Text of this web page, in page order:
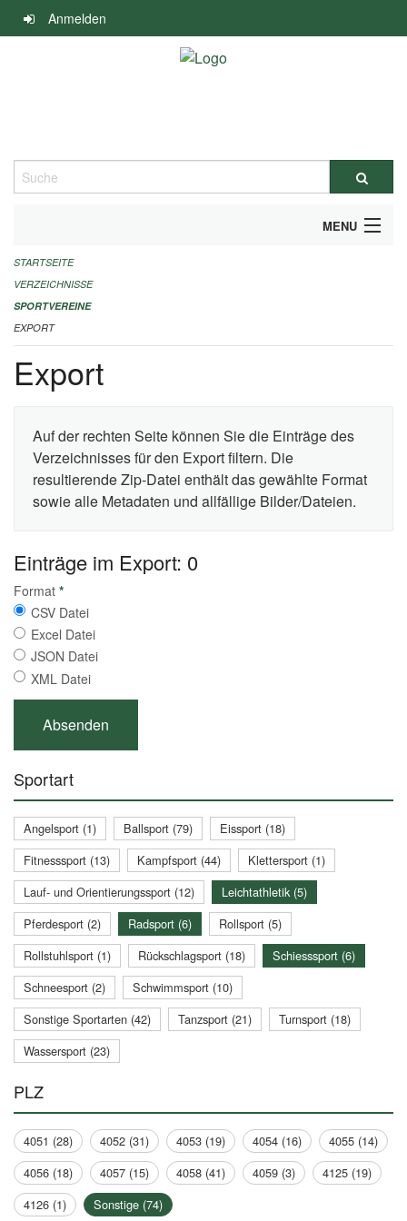
Navigation
überspringen
Anmelden
Suche
MENU
ALLGEMEINE INFORMATIONEN
FINANZIELLE UNTERSTÜTZUNG BENÖTIGT?
KONTAKT
STARTSEITE
VERZEICHNISSE
SPORTVEREINE
EXPORT
Export
Auf der rechten Seite können Sie die Einträge des
Verzeichnisses für den Export filtern. Die
resultierende Zip-Datei enthält das gewählte Format
sowie alle Metadaten und allfällige Bilder/Dateien.
Einträge im Export: 0
Format *
CSV Datei
Excel Datei
JSON Datei
XML Datei
Sportart
Angelsport (1) Ballsport (79)
Eissport (18)
Fitnesssport (13)
Kampfsport (44)
Klettersport (1)
Lauf- und Orientierungssport (12)
Leichtathletik (5)
Pferdesport (2)
Radsport (6)
Rollsport (5)
Rollstuhlsport (1)
Rückschlagsport (18)
Schiesssport (6)
Schneesport (2)
Schwimmsport (10)
Sonstige Sportarten (42)
Tanzsport (21)
Turnsport (18)
Wassersport (23)
PLZ
4051 (28) 4052 (31) 4053 (19) 4054 (16)
4055 (14)
4056 (18)
4057 (15) 4058 (41) 4059 (3)
4125 (19)
4126 (1)
Sonstige (74)